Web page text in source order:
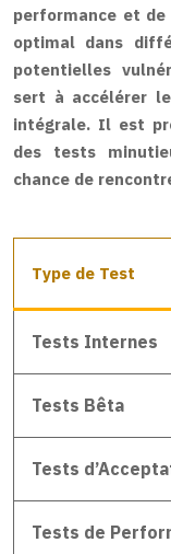
performance et
optimal dans
potentielles
sert à accélérer
intégrale. Il est
des tests
chance de
Type de Test
Tests Internes
Tests Bêta
Tests
Tests de